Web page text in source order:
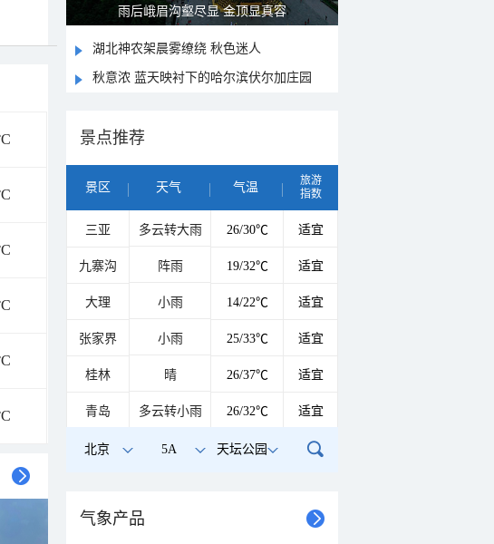
雨后峨眉沟壑尽显 金顶显真容
湖北神农架晨雾缭绕 秋色迷人
秋意浓 蓝天映衬下的哈尔滨伏尔加庄园
景点推荐
景区 天气 气温
旅游
指数
三亚 多云转大雨 26/30℃ 适宜
九寨沟 阵雨 19/32℃ 适宜
大理 小雨 14/22℃ 适宜
张家界 小雨 25/33℃ 适宜
桂林 晴 26/37℃ 适宜
青岛 多云转小雨 26/32℃ 适宜
北京 5A 天坛公园
气象产品